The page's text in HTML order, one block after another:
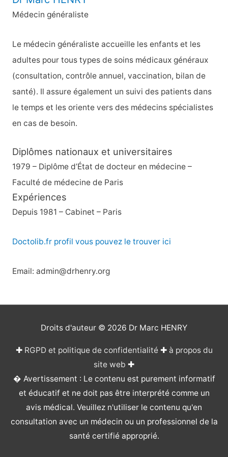
Médecin généraliste
Le médecin généraliste accueille les enfants et les
adultes pour tous types de soins médicaux généraux
(consultation, contrôle annuel, vaccination, bilan de
santé). Il assure également un suivi des patients dans
le temps et les oriente vers des médecins spécialistes
en cas de besoin.
Diplômes nationaux et universitaires
1979 – Diplôme d’État de docteur en médecine –
Faculté de médecine de Paris
Expériences
Depuis 1981 – Cabinet – Paris
Doctolib.fr profil vous pouvez le trouver ici
Email: admin@drhenry.org
Droits d'auteur © 2026 Dr Marc HENRY
✚ RGPD et politique de confidentialité✚ à propos du
site web ✚
� Avertissement : Le contenu est purement informatif
et éducatif et ne doit pas être interprété comme un
avis médical. Veuillez n'utiliser le contenu qu'en
consultation avec un médecin ou un professionnel de la
santé certifié approprié.